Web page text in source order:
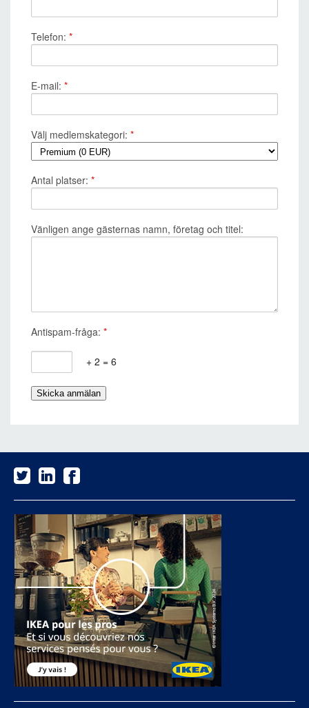
Telefon: *
E-mail: *
Välj medlemskategori: *
Antal platser: *
Vänligen ange gästernas namn, företag och titel:
Antispam-fråga: *
+ 2 = 6